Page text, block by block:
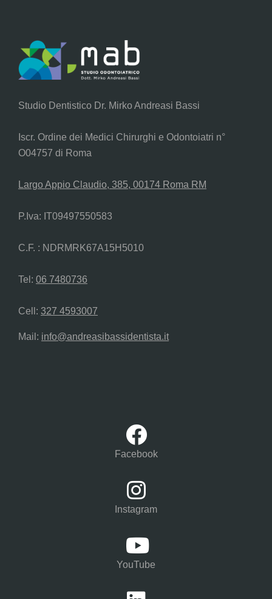
Studio Dentistico Dr. Mirko Andreasi Bassi
Iscr. Ordine dei Medici Chirurghi e Odontoiatri n°
O04757 di Roma
Largo Appio Claudio, 385, 00174 Roma RM
P.Iva: IT09497550583
C.F. : NDRMRK67A15H5010
Tel: 06 7480736
Cell: 327 4593007
Mail: info@andreasibassidentista.it
Facebook
Instagram
YouTube